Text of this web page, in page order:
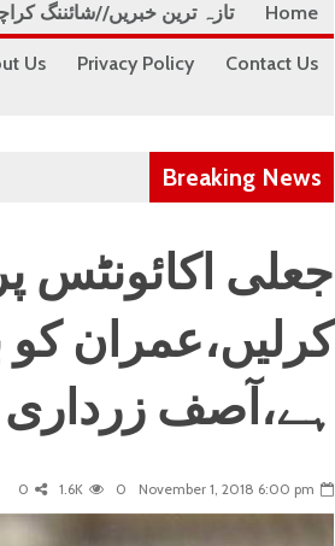
Home تازہ ترین خبریں//شائننگ
Contact Us
Privacy Policy
Us
Breaking News
جعلی اکائونٹس
کرلیں،عمران
ہے،آصف زرداری
November 1, 2018 6:00 pm
0
1.6K
0